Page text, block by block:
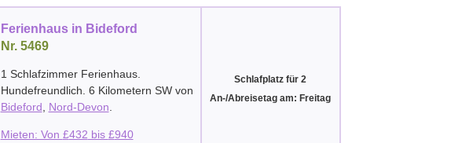
Ferienhaus in Bideford
Nr. 5469
1 Schlafzimmer Ferienhaus.
Hundefreundlich. 6 Kilometern SW von
Bideford
Nord-Devon
Mieten: Von £432 bis £940
Schlafplatz für 2
An-/Abreisetag am: Freitag